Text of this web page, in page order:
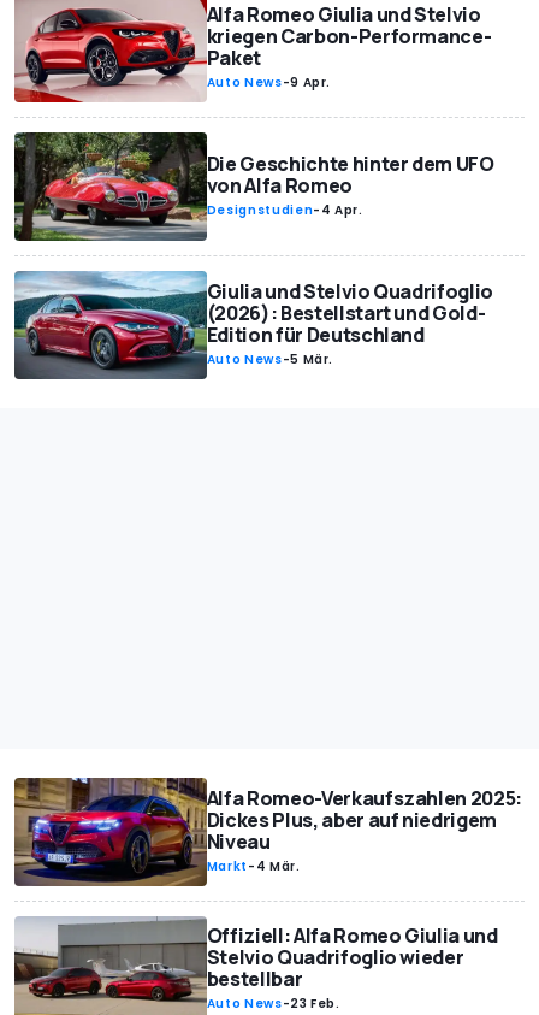
Alfa Romeo Giulia und Stelvio
kriegen Carbon-Performance-
Paket
Auto News-9 Apr.
Die Geschichte hinter dem UFO
von Alfa Romeo
Designstudien- 4 Apr.
Giulia und Stelvio Quadrifoglio
(2026): Bestellstart und Gold-
Edition für Deutschland
Auto News-5 Mär.
Alfa Romeo-Verkaufszahlen 2025:
Dickes Plus, aber auf niedrigem
Niveau
Markt - 4 Mär.
Offiziell: Alfa Romeo Giulia und
Stelvio Quadrifoglio wieder
bestellbar
Auto News-23 Feb.